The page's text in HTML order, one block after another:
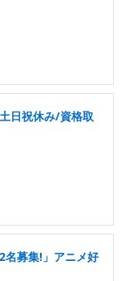
日祝休み/資格取
名募集!」アニメ好